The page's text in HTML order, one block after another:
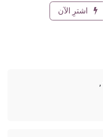
اشترِ الآن
,